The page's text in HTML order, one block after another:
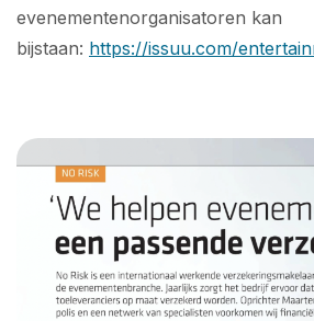
evenementenorganisatoren kan
bijstaan: https://issuu.com/